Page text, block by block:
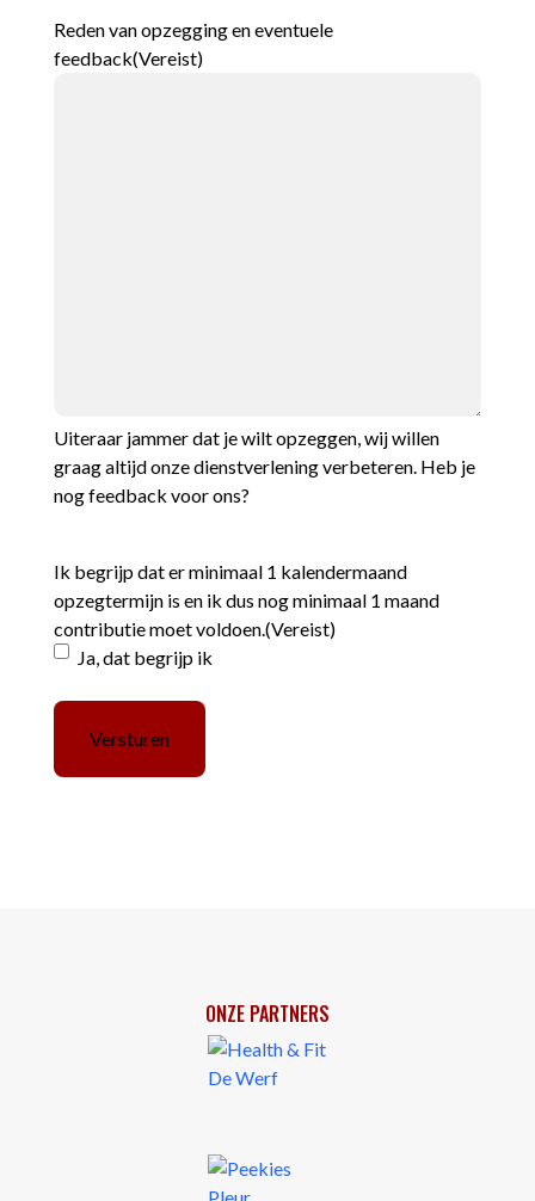
Reden van opzegging en eventuele
feedback(Vereist)
Uiteraar jammer dat je wilt opzeggen, wij willen
graag altijd onze dienstverlening verbeteren. Heb je
nog feedback voor ons?
Ik begrijp dat er minimaal 1 kalendermaand
opzegtermijn is en ik dus nog minimaal 1 maand
contributie moet voldoen.(Vereist)
Ja, dat begrijp ik
ONZE PARTNERS